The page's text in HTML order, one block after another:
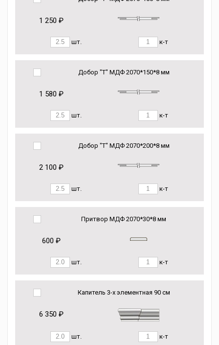
1 250 ₽
шт. к-т
Добор "Т" МДФ 2070*150*8 мм
1 580 ₽
шт. к-т
Добор "Т" МДФ 2070*200*8 мм
2 100 ₽
шт. к-т
Притвор МДФ 2070*30*8 мм
600 ₽
шт. к-т
Капитель 3-х элементная 90 см
6 350 ₽
шт. к-т